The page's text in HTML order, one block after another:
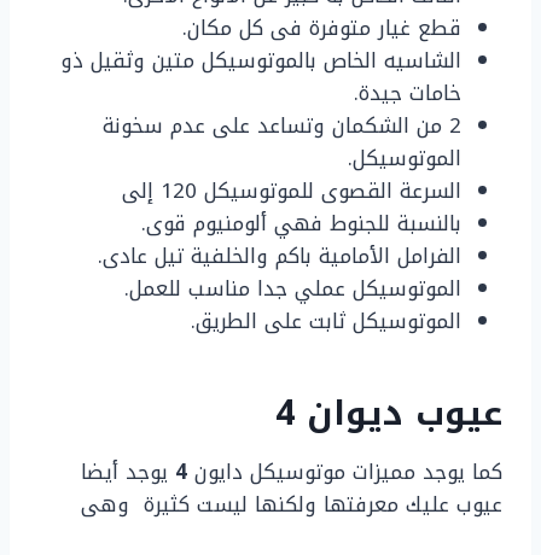
قطع غيار متوفرة فى كل مكان.
الشاسيه الخاص بالموتوسيكل متين وثقيل ذو
خامات جيدة.
2 من الشكمان وتساعد على عدم سخونة
الموتوسيكل.
السرعة القصوى للموتوسيكل 120 إلى
بالنسبة للجنوط فهي ألومنيوم قوى.
الفرامل الأمامية باكم والخلفية تيل عادى.
الموتوسيكل عملي جدا مناسب للعمل.
الموتوسيكل ثابت على الطريق.
عيوب ديوان 4
كما يوجد مميزات موتوسيكل دايون
يوجد أيضا
عيوب عليك معرفتها ولكنها ليست كثيرة وهى